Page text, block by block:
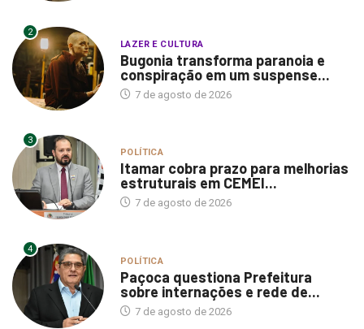
2
LAZER E CULTURA
Bugonia transforma paranoia e
conspiração em um suspense...
7 de agosto de 2026
3
POLÍTICA
Itamar cobra prazo para melhorias
estruturais em CEMEI...
7 de agosto de 2026
4
POLÍTICA
Paçoca questiona Prefeitura
sobre internações e rede de...
7 de agosto de 2026